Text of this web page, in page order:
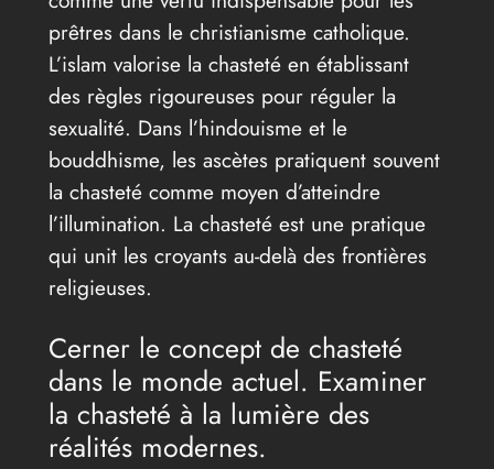
prêtres dans le christianisme catholique.
L’islam valorise la chasteté en établissant
des règles rigoureuses pour réguler la
sexualité. Dans l’hindouisme et le
bouddhisme, les ascètes pratiquent souvent
la chasteté comme moyen d’atteindre
l’illumination. La chasteté est une pratique
qui unit les croyants au-delà des frontières
religieuses.
Cerner le concept de chasteté
dans le monde actuel. Examiner
la chasteté à la lumière des
réalités modernes.